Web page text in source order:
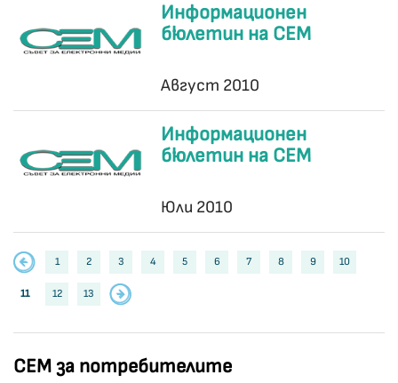
СЕМ за потребителите
Информационен
бюлетин на СЕМ
Август 2010
Информационен
бюлетин на СЕМ
Юли 2010
1 2 3 4 5 6 7 8 9 10
11 12 13